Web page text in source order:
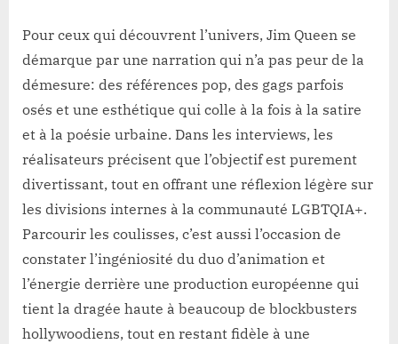
Pour ceux qui découvrent l’univers, Jim Queen se
démarque par une narration qui n’a pas peur de la
démesure: des références pop, des gags parfois
osés et une esthétique qui colle à la fois à la satire
et à la poésie urbaine. Dans les interviews, les
réalisateurs précisent que l’objectif est purement
divertissant, tout en offrant une réflexion légère sur
les divisions internes à la communauté LGBTQIA+.
Parcourir les coulisses, c’est aussi l’occasion de
constater l’ingéniosité du duo d’animation et
l’énergie derrière une production européenne qui
tient la dragée haute à beaucoup de blockbusters
hollywoodiens, tout en restant fidèle à une